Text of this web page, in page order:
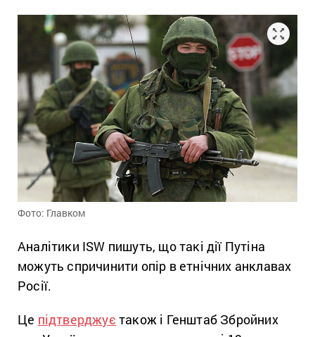
Фото: Главком
Аналітики ISW пишуть, що такі дії Путіна
можуть спричинити опір в етнічних анклавах
Росії.
Це підтверджує також і Генштаб Збройних